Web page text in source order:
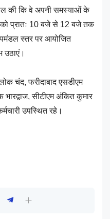
की कि वे अपनी समस्याओं के
को प्रातः 10 बजे से 12 बजे तक
स्तर पर आयोजित
उठाएं।
चंद, फरीदाबाद एसडीएम
सीटीएम अंकित कुमार
उपस्थित रहे।